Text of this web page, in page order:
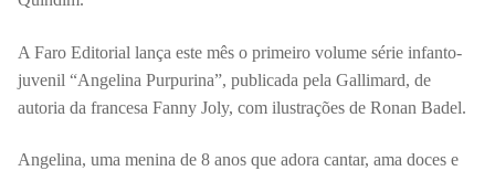
A Faro Editorial lança este mês o primeiro volume série infanto-
juvenil “Angelina Purpurina”, publicada pela Gallimard, de
autoria da francesa Fanny Joly, com ilustrações de Ronan Badel.
Angelina, uma menina de 8 anos que adora cantar, ama doces e